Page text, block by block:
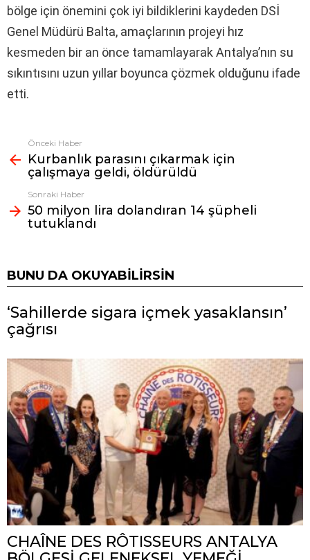
bölge için önemini çok iyi bildiklerini kaydeden DSİ
Genel Müdürü Balta, amaçlarının projeyi hız
kesmeden bir an önce tamamlayarak Antalya’nın su
sıkıntısını uzun yıllar boyunca çözmek olduğunu ifade
etti.
Fazlasına
bak
Önceki Haber
Kurbanlık parasını çıkarmak için
çalışmaya geldi, öldürüldü
Sonraki Haber
50 milyon lira dolandıran 14 şüpheli
tutuklandı
BUNU DA OKUYABILIRSIN
‘Sahillerde sigara içmek yasaklansın’
çağrısı
CHAÎNE DES RÔTISSEURS ANTALYA